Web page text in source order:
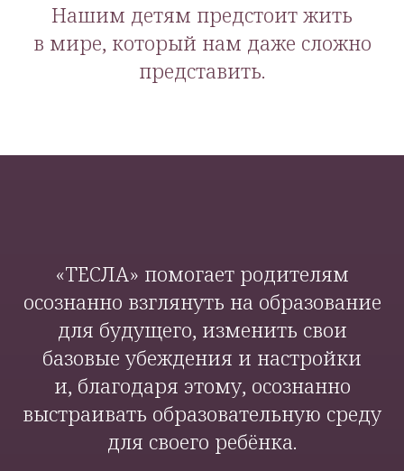
Нашим детям предстоит жить
в мире, который нам даже сложно
представить.
«ТЕСЛА» помогает родителям
осознанно взглянуть на образование
для будущего, изменить свои
базовые убеждения и настройки
и, благодаря этому, осознанно
выстраивать образовательную среду
для своего ребёнка.